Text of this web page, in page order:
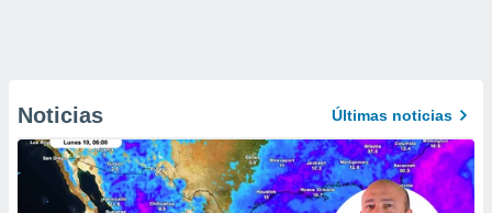
Noticias Últimas noticias